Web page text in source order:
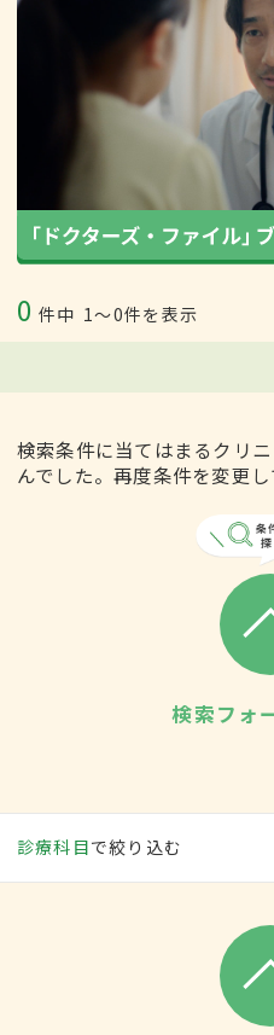
0 件中 1〜0件を表示
検索条件に当てはまるクリ
んでした。再度条件を変更し
検索フォ
診療科目で絞り込む